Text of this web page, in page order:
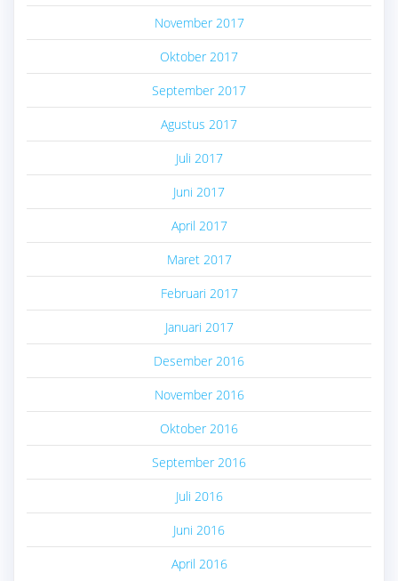
November 2017
Oktober 2017
September 2017
Agustus 2017
Juli 2017
Juni 2017
April 2017
Maret 2017
Februari 2017
Januari 2017
Desember 2016
November 2016
Oktober 2016
September 2016
Juli 2016
Juni 2016
April 2016